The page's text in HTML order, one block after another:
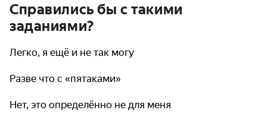
Справились бы с такими
заданиями?
Легко, я ещё и не так могу
Разве что с «пятаками»
Нет, это определённо не для меня